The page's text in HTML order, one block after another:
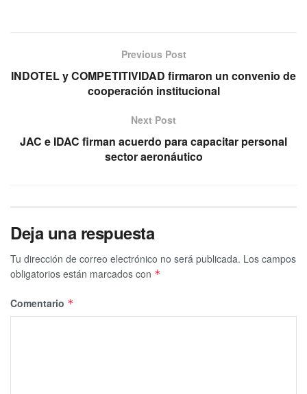
Previous Post
INDOTEL y COMPETITIVIDAD firmaron un convenio de
cooperación institucional
Next Post
JAC e IDAC firman acuerdo para capacitar personal
sector aeronáutico
Deja una respuesta
Tu dirección de correo electrónico no será publicada. Los campos
obligatorios están marcados con *
Comentario *